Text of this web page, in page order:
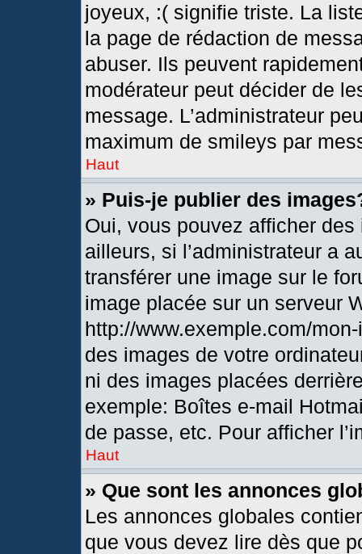
joyeux, :( signifie triste. La
la page de rédaction de
abuser. Ils peuvent
modérateur peut décider de
message. L’administrateur
maximum de smileys par
Haut
» Puis-je publier des
Oui, vous pouvez afficher
ailleurs, si l’administrateur a
transférer une image sur le
image placée sur un serveur
http://www.exemple.com/
des images de votre
ni des images placées
exemple: Boîtes e-mail
de passe, etc. Pour afficher
Haut
» Que sont les annonces
Les annonces globales
que vous devez lire dès que